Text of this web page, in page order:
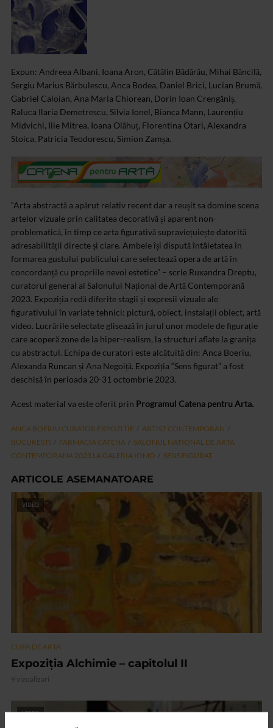
Expun: Andreea Albani, Ioana Aron, Cătălin Bădărău, Mihai Băncilă,
Sergiu Marius Bărbulescu, Anca Bodea, Daniel Brici, Lucian Brumă,
Gabriel Caloian, Ana Maria Chiorean, Dorin Ioan Crengăniș,
Raluca Ilaria Demetrescu, Silvia Ionel, Bianca Mann, Laurențiu
Midvichi, Ilie Mitrea, Ioana Olăhuț, Florentina Otari, Alexandra
Stoica, Patricia Teodorescu, Simion Zamșa.
“Arta abstractă a apărut relativ recent dar a reușit sa domine scena
artelor vizuale prin calitatea decorativă și aparent non-
problematică, în timp ce arta figurativă supraviețuiește datorită
adresabilității directe și clare. Ambele își dispută întâietatea în
formarea gustului publicului care selectează opera de artă în
concordanță cu propriile nevoi estetice” – scrie Ruxandra Dreptu,
curatorul general al Salonului Național de Artă Contemporană
2023. Expoziția redă diferite stagii și expresii vizuale ale
figurativului în variate tehnici: pictură, obiect, instalații obiect, artă
video. Lucrările selectate glisează în jurul unor modele de figurație
care acoperă zone de la hiper-realism, la structuri aflate la granița
cu abstractul. Echipa de curatori este alcătuită din: Anca Boeriu,
Alexanda Runcan și Ana Negoiță. Expoziția “Sens figurat” a fost
deschisă în perioada 20-31 octombrie 2023.
Acest material va este oferit prin Programul Catena pentru Arta.
ANCA BOERIU CURATOR EXPOZITIE
ARTIST CONTEMPORAN
BUCURESTI
FARMACIA CATENA
SALONUL NATIONAL DE ARTA
CONTEMPORANA 2023 LA GALERIA IOMO
SENS FIGURAT
ARTICOLE ASEMANATOARE
VIDEO
CLIPA DE ARTA
Expoziția Alchimie – capitolul II
9 vizualizari
VIDEO